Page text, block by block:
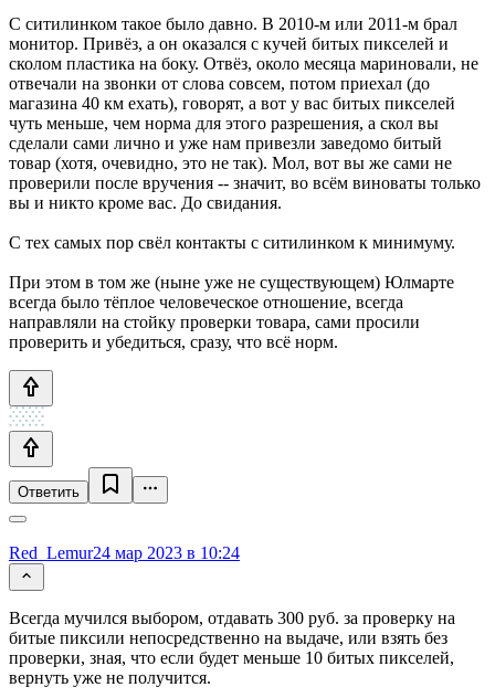
С ситилинком такое было давно. В 2010-м или 2011-м брал
монитор. Привёз, а он оказался с кучей битых пикселей и
сколом пластика на боку. Отвёз, около месяца мариновали, не
отвечали на звонки от слова совсем, потом приехал (до
магазина 40 км ехать), говорят, а вот у вас битых пикселей
чуть меньше, чем норма для этого разрешения, а скол вы
сделали сами лично и уже нам привезли заведомо битый
товар (хотя, очевидно, это не так). Мол, вот вы же сами не
проверили после вручения -- значит, во всём виноваты только
вы и никто кроме вас. До свидания.
С тех самых пор свёл контакты с ситилинком к минимуму.
При этом в том же (ныне уже не существующем) Юлмарте
всегда было тёплое человеческое отношение, всегда
направляли на стойку проверки товара, сами просили
проверить и убедиться, сразу, что всё норм.
Ответить
Red_Lemur24 мар 2023 в 10:24
Всегда мучился выбором, отдавать 300 руб. за проверку на
битые пиксили непосредственно на выдаче, или взять без
проверки, зная, что если будет меньше 10 битых пикселей,
вернуть уже не получится.